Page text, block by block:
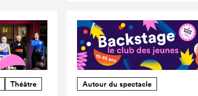
Théâtre Autour du spectacle